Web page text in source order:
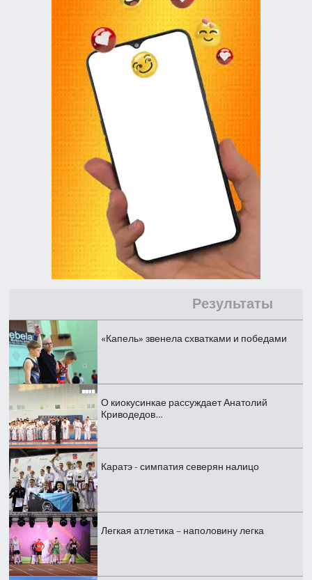
Результаты
«Капель» звенела схватками и победами
О киокусинкае рассуждает Анатолий
Криводедов…
Каратэ - симпатия северян налицо
Легкая атлетика – наполовину легка